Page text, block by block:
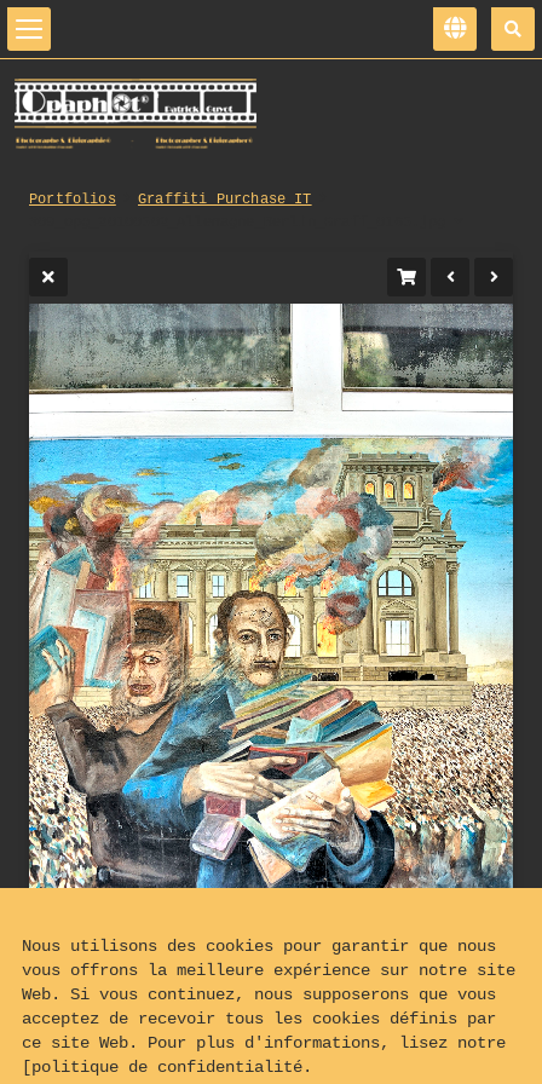
Portfolios
Graffiti_Purchase_IT
Incendie du Reichstag & autodafé de 1933
Nous utilisons des cookies pour garantir que nous
vous offrons la meilleure expérience sur notre site
Web. Si vous continuez, nous supposerons que vous
acceptez de recevoir tous les cookies définis par
ce site Web. Pour plus d'informations, lisez notre
[politique de confidentialité.